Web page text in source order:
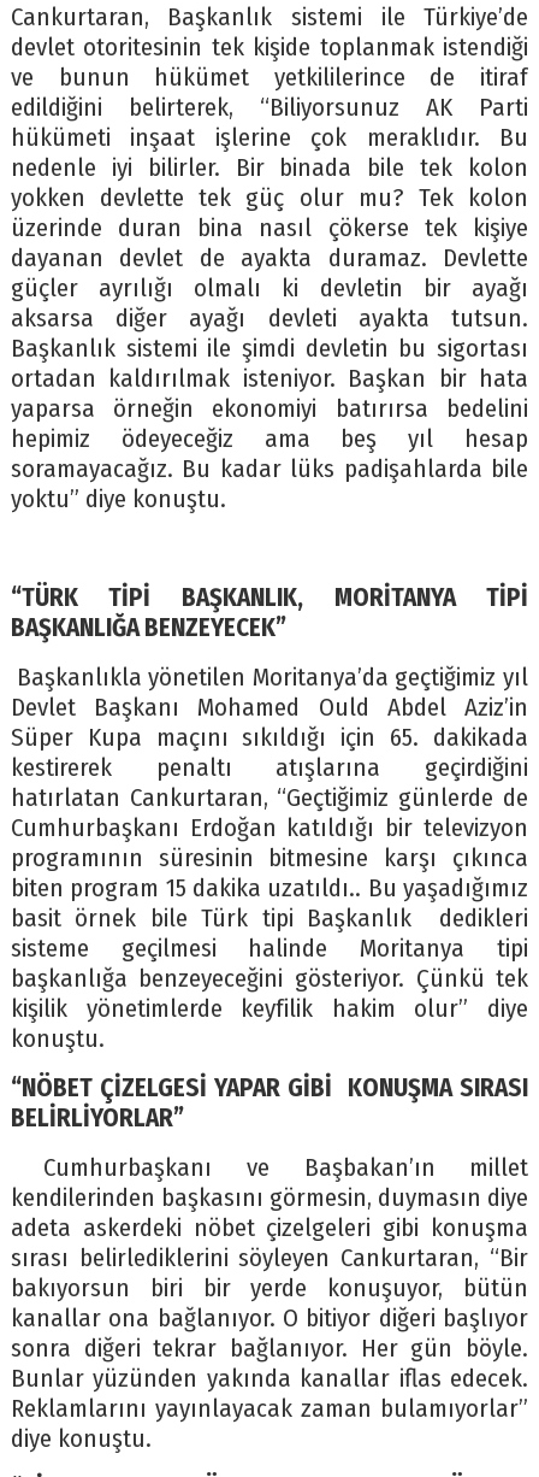
Cankurtaran, Başkanlık sistemi ile Türkiye’de
devlet otoritesinin tek kişide toplanmak istendiği
ve bunun hükümet yetkililerince de itiraf
edildiğini belirterek, “Biliyorsunuz AK Parti
hükümeti inşaat işlerine çok meraklıdır. Bu
nedenle iyi bilirler. Bir binada bile tek kolon
yokken devlette tek güç olur mu? Tek kolon
üzerinde duran bina nasıl çökerse tek kişiye
dayanan devlet de ayakta duramaz. Devlette
güçler ayrılığı olmalı ki devletin bir ayağı
aksarsa diğer ayağı devleti ayakta tutsun.
Başkanlık sistemi ile şimdi devletin bu sigortası
ortadan kaldırılmak isteniyor. Başkan bir hata
yaparsa örneğin ekonomiyi batırırsa bedelini
hepimiz ödeyeceğiz ama beş yıl hesap
soramayacağız. Bu kadar lüks padişahlarda bile
yoktu” diye konuştu.
“TÜRK TİPİ BAŞKANLIK, MORİTANYA TİPİ
BAŞKANLIĞA BENZEYECEK”
Başkanlıkla yönetilen Moritanya’da geçtiğimiz yıl
Devlet Başkanı Mohamed Ould Abdel Aziz’in
Süper Kupa maçını sıkıldığı için 65. dakikada
kestirerek penaltı atışlarına geçirdiğini
hatırlatan Cankurtaran, “Geçtiğimiz günlerde de
Cumhurbaşkanı Erdoğan katıldığı bir televizyon
programının süresinin bitmesine karşı çıkınca
biten program 15 dakika uzatıldı.. Bu yaşadığımız
basit örnek bile Türk tipi Başkanlık dedikleri
sisteme geçilmesi halinde Moritanya tipi
başkanlığa benzeyeceğini gösteriyor. Çünkü tek
kişilik yönetimlerde keyfilik hakim olur” diye
konuştu.
“NÖBET ÇİZELGESİ YAPAR GİBİ KONUŞMA SIRASI
BELİRLİYORLAR”
Cumhurbaşkanı ve Başbakan’ın millet
kendilerinden başkasını görmesin, duymasın diye
adeta askerdeki nöbet çizelgeleri gibi konuşma
sırası belirlediklerini söyleyen Cankurtaran, “Bir
bakıyorsun biri bir yerde konuşuyor, bütün
kanallar ona bağlanıyor. O bitiyor diğeri başlıyor
sonra diğeri tekrar bağlanıyor. Her gün böyle.
Bunlar yüzünden yakında kanallar iflas edecek.
Reklamlarını yayınlayacak zaman bulamıyorlar”
diye konuştu.